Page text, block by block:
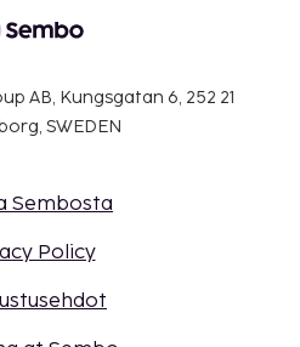
-ystävällinen).
AB, Kungsgatan 6, 252 21
SWEDEN
Sembosta
Policy